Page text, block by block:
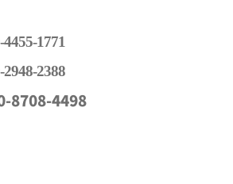
1771
2388
8708-4498